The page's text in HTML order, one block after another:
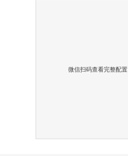
微信扫码查看完整配置